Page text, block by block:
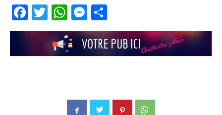
Facebook
TwitterWhatsApp
Messenger